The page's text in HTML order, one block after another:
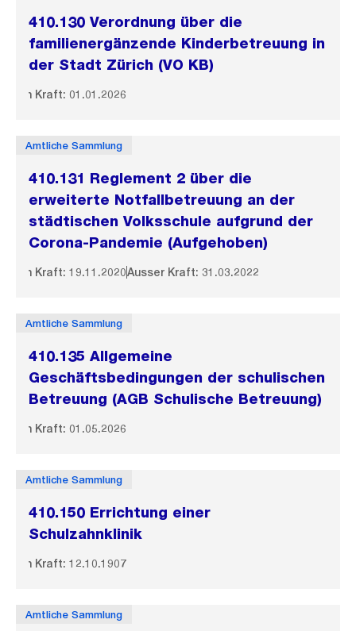
410.130 Verordnung über die
familienergänzende Kinderbetreuung in
der Stadt Zürich (VO KB)
In Kraft: 01.01.2026
Amtliche Sammlung
410.131 Reglement 2 über die
erweiterte Notfallbetreuung an der
städtischen Volksschule aufgrund der
Corona-Pandemie (Aufgehoben)
In Kraft: 19.11.2020Ausser Kraft: 31.03.2022
Amtliche Sammlung
410.135 Allgemeine
Geschäftsbedingungen der schulischen
Betreuung (AGB Schulische Betreuung)
In Kraft: 01.05.2026
Amtliche Sammlung
410.150 Errichtung einer
Schulzahnklinik
In Kraft: 12.10.1907
Amtliche Sammlung